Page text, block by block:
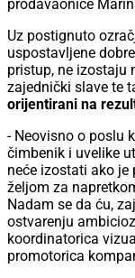
prodavaonice
Uz postignuto
uspostavljene
pristup, ne izostaju
zajednički slave te
orijentirani na
- Neovisno o poslu
čimbenik i uvelike
neće izostati ako je
željom za
Nadam se da ću,
ostvarenju
koordinatorica
promotorica